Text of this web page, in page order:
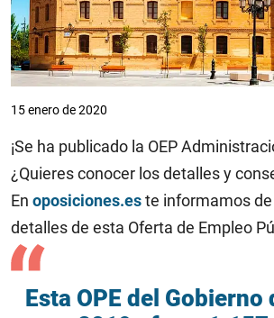
15 enero de 2020
¡Se ha publicado la OEP
¿Quieres conocer los detalles y
En oposiciones.este informamos
detalles de esta Oferta de Empleo
Esta OPE del Gobierno